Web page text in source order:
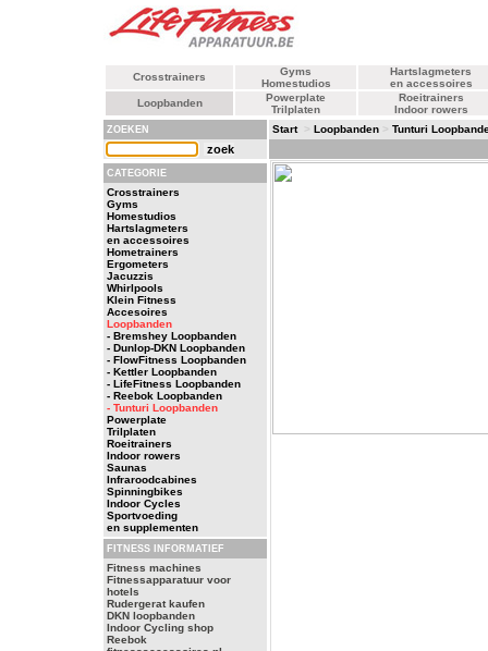
Crosstrainers
Gyms
Homestudios
Hartslagmeters
en accessoires
Loopbanden
Powerplate
Trilplaten
Roeitrainers
Indoor rowers
ZOEKEN
CATEGORIE
Crosstrainers
Gyms
Homestudios
Hartslagmeters
en accessoires
Hometrainers
Ergometers
Jacuzzis
Whirlpools
Klein Fitness
Accesoires
Loopbanden
- Bremshey Loopbanden
- Dunlop-DKN Loopbanden
- FlowFitness Loopbanden
- Kettler Loopbanden
- LifeFitness Loopbanden
- Reebok Loopbanden
- Tunturi Loopbanden
Powerplate
Trilplaten
Roeitrainers
Indoor rowers
Saunas
Infraroodcabines
Spinningbikes
Indoor Cycles
Sportvoeding
en supplementen
FITNESS INFORMATIEF
Fitness machines
Fitnessapparatuur voor
hotels
Rudergerat kaufen
DKN loopbanden
Indoor Cycling shop
Reebok
Start> Loopbanden > Tunturi